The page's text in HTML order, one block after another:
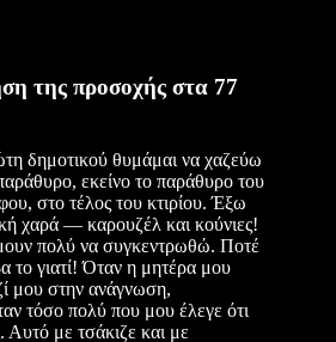
της προσοχής στα 77
δημοτικού θυμάμαι να χαζεύω
εκείνο το παράθυρο του
στο τέλος του κτιρίου. Έξω
χαρά — καρουζέλ και κούνιες!
πολύ να συγκεντρωθώ. Ποτέ
το γιατί! Όταν η μητέρα μου
μου στην ανάγνωση,
τόσο πολύ που μου έλεγε ότι
Αυτό με τσάκιζε και με